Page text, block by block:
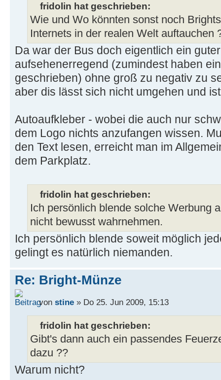
fridolin hat geschrieben:
Wie und Wo könnten sonst noch
Internets in der realen Welt auftauchen
Da war der Bus doch eigentlich ein
aufsehenerregend (zumindest haben
geschrieben) ohne groß zu negativ zu
aber dis lässt sich nicht umgehen und
Autoaufkleber - wobei die auch nur
dem Logo nichts anzufangen wissen.
den Text lesen, erreicht man im
dem Parkplatz.
fridolin hat geschrieben:
Ich persönlich blende solche Werbung
nicht bewusst wahrnehmen.
Ich persönlich blende soweit möglich
gelingt es natürlich niemanden.
Re: Bright-Münze
von stine » Do 25. Jun 2009, 15:13
fridolin hat geschrieben:
Gibt's dann auch ein passendes
dazu ??
Warum nicht?